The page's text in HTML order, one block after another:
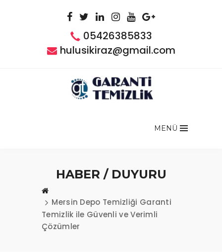
05426385833
hulusikiraz@gmail.com
MENÜ
HABER / DUYURU
Mersin Depo Temizliği Garanti
Temizlik ile Güvenli ve Verimli
Çözümler